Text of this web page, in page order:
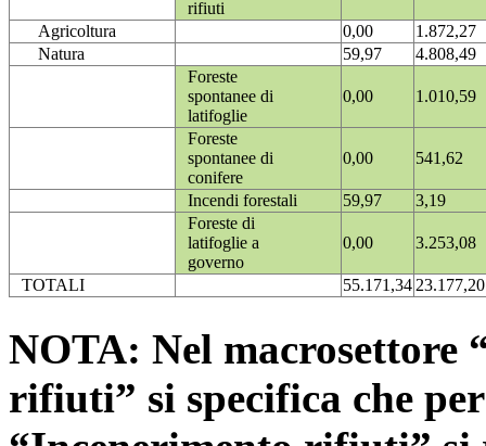
rifiuti
Agricoltura
0,00
1.872,27
Natura
59,97
4.808,49
Foreste
spontanee di
latifoglie
0,00 1.010,59
Foreste
spontanee di
conifere
0,00 541,62
Incendi forestali 59,97
3,19
Foreste di
latifoglie a
governo
0,00 3.253,08
TOTALI 55.171,3423.177,20
NOTA: Nel macrosettore
rifiuti” si specifica che